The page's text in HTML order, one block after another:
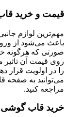
قیمت و خرید
مهم‌ترین لوازم
باعث می‌شود از
صورتی که هرگونه
روی قیمت آن تاثیر
می‌‌توانید به صفحه
مراجعه کنید.
خرید قاب گوشی